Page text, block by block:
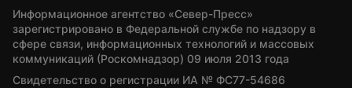
Информационное агентство «Север-Пресс»
зарегистрировано в Федеральной службе по надзору в
сфере связи, информационных технологий и массовых
коммуникаций (Роскомнадзор) 09 июля 2013 года
Свидетельство о регистрации ИА № ФС77-54686